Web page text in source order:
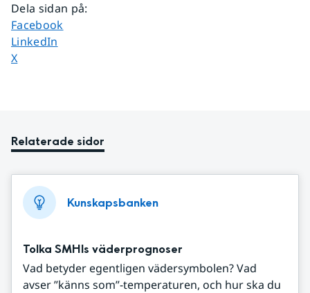
Dela sidan på:
Dela sidan på
Facebook
Dela sidan på
LinkedIn
Dela sidan på
X
Relaterade sidor
Kunskapsbanken
Tolka SMHIs väderprognoser
Vad betyder egentligen vädersymbolen? Vad
avser ”känns som”-temperaturen, och hur ska du